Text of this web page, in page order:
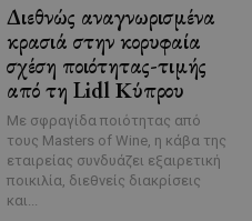
Διεθνώς αναγνωρισμένα
κρασιά στην κορυφαία
σχέση ποιότητας-τιμής
από τη Lidl Κύπρου
Με σφραγίδα ποιότητας από
τους Masters of Wine, η κάβα της
εταιρείας συνδυάζει εξαιρετική
ποικιλία, διεθνείς διακρίσεις
και...